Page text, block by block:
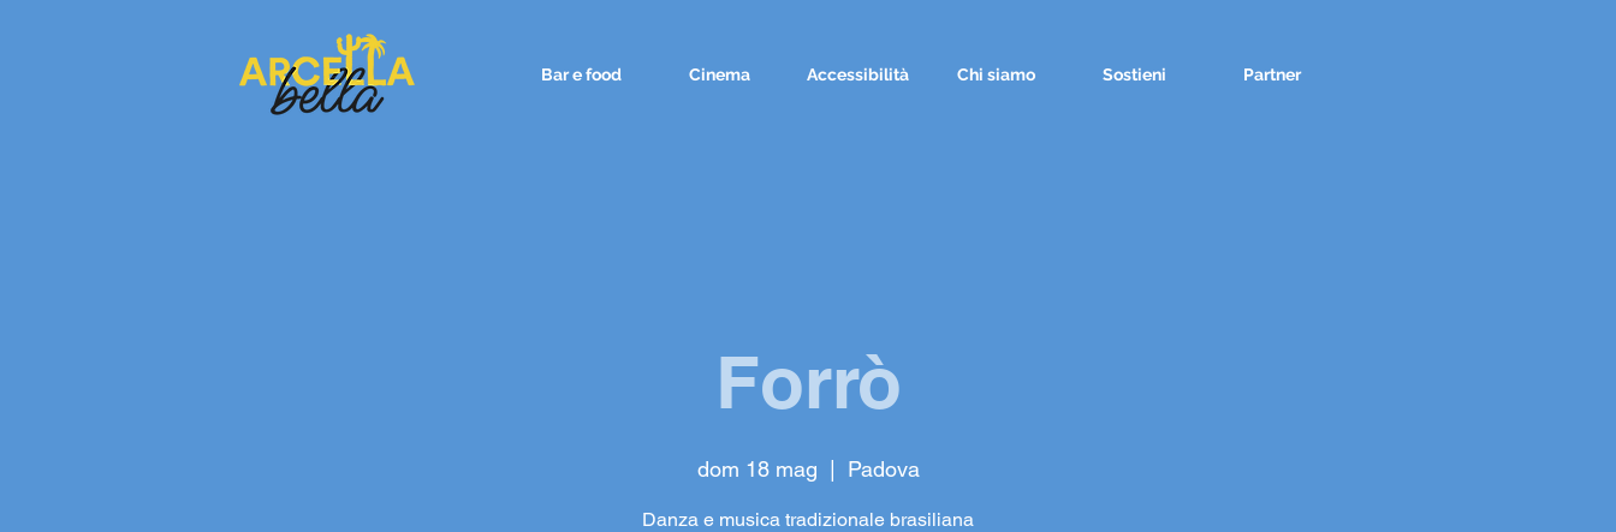
Bar e food Cinema Accessibilità Chi siamo Sostieni Partner
Forrò
dom 18 mag Padova
Danza e musica tradizionale brasiliana